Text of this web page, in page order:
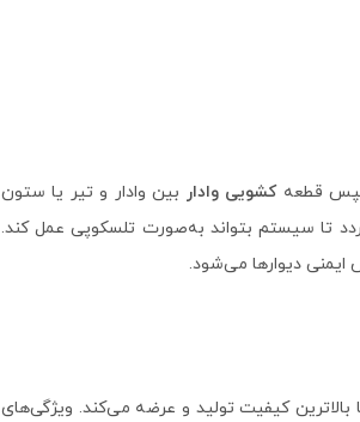
سپس قطعهکشویی وادار بین وادار و تیر یا ستون
و دیوار باید طبق دیتیل‌های آیین نامه 2800 زلزله رعایت گردد تا سیستم بتواند به‌صورت تلسکوپی عمل کند.
ایمنی دیوارها می‌شود.
بالاترین کیفیت تولید و عرضه می‌کند. ویژگی‌های